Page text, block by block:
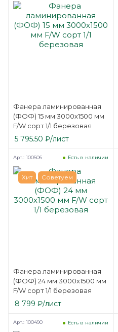
Фанера ламинированная
(ФОФ) 15 мм 3000х1500 мм
F/W сорт 1/1 березовая
5 795.50 ₽/лист
Хит Советуем
Фанера ламинированная
(ФОФ) 24 мм 3000х1500 мм
F/W сорт 1/1 березовая
Есть в наличии
Арт.: 100506
8 799 ₽/лист
Есть в наличии
Арт.: 100490